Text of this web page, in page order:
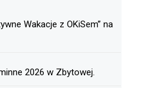
Wakacje z OKiSem” na
2026 w Zbytowej.